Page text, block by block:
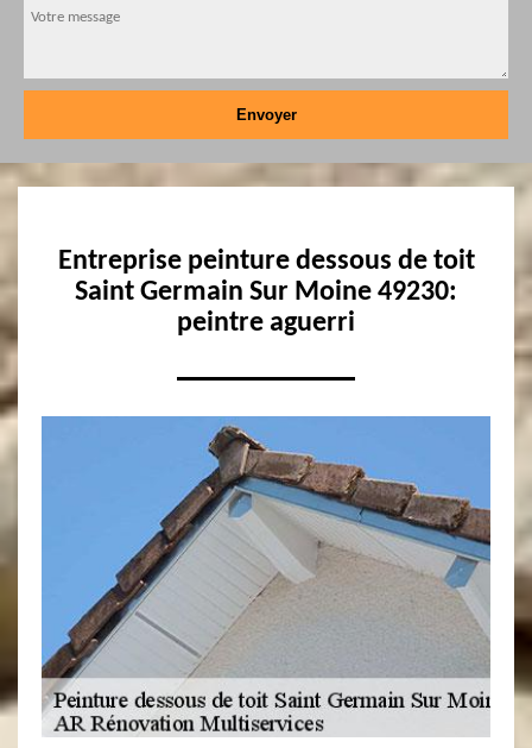
Entreprise peinture dessous de toit
Saint Germain Sur Moine 49230:
peintre aguerri